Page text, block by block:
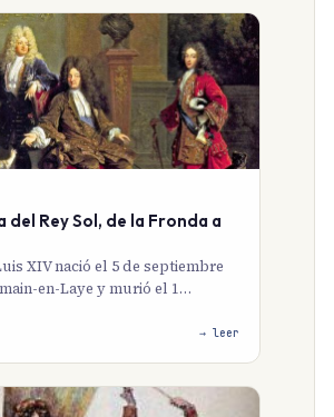
del Rey Sol, de la Fronda a
XIV nació el 5 de septiembre
en-Laye y murió el 1…
→ leer